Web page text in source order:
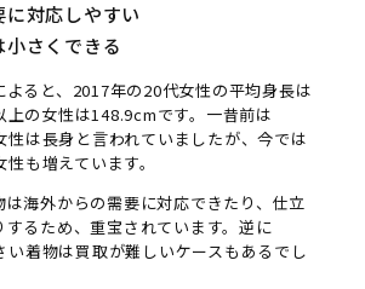
対応しやすい
さくできる
よると、2017年の20代女性の平均身長は
の女性は148.9cmです。一昔前は
性は長身と言われていましたが、今では
も増えています。
は海外からの需要に対応できたり、仕立
するため、重宝されています。逆に
い着物は買取が難しいケースもあるでし